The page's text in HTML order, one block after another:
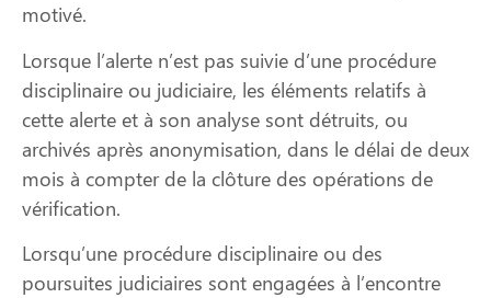
motivé.
Lorsque l’alerte n’est pas suivie d’une procédure
disciplinaire ou judiciaire, les éléments relatifs à
cette alerte et à son analyse sont détruits, ou
archivés après anonymisation, dans le délai de deux
mois à compter de la clôture des opérations de
vérification.
Lorsqu’une procédure disciplinaire ou des
poursuites judiciaires sont engagées à l’encontre